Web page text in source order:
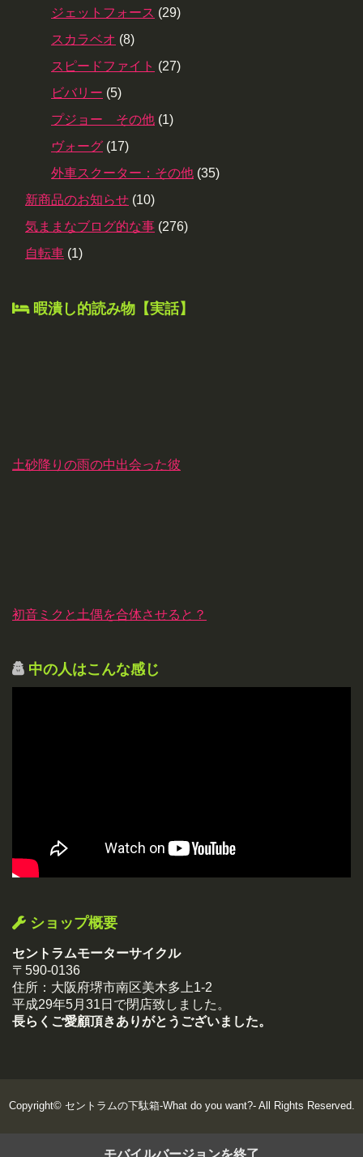
ジェットフォース (29)
スカラベオ (8)
スピードファイト (27)
ビバリー (5)
プジョー その他 (1)
ヴォーグ (17)
外車スクーター：その他 (35)
新商品のお知らせ (10)
気ままなブログ的な事 (276)
自転車 (1)
暇潰し的読み物【実話】
土砂降りの雨の中出会った彼
初音ミクと土偶を合体させると？
中の人はこんな感じ
ショップ概要
セントラムモーターサイクル
〒590-0136
住所：大阪府堺市南区美木多上1-2
平成29年5月31日で閉店致しました。
長らくご愛顧頂きありがとうございました。
Copyright© セントラムの下駄箱-What do you want?-All Rights Reserved.